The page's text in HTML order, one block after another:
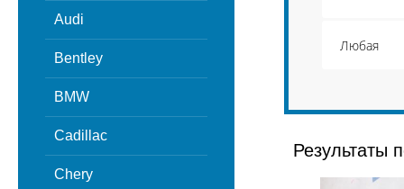
Audi
Bentley
BMW
Cadillac
Chery
Результаты